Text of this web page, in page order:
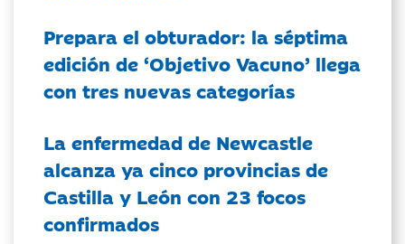
Prepara el obturador: la séptima
edición de ‘Objetivo Vacuno’ llega
con tres nuevas categorías
La enfermedad de Newcastle
alcanza ya cinco provincias de
Castilla y León con 23 focos
confirmados